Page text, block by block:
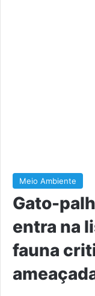
Meio Ambiente
Gato-
entra na
fauna